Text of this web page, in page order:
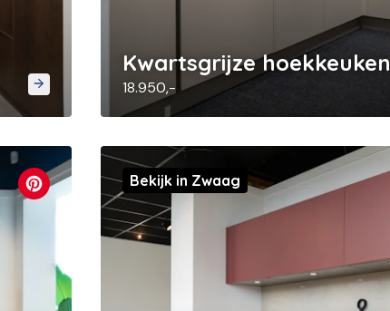
Kwartsgrijze hoekkeuken
18.950,-
Bekijk in Zwaag